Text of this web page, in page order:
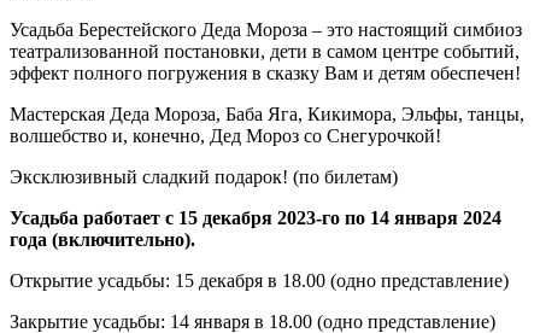
Усадьба Берестейского Деда Мороза – это настоящий симбиоз
театрализованной постановки, дети в самом центре событий,
эффект полного погружения в сказку Вам и детям обеспечен!
Мастерская Деда Мороза, Баба Яга, Кикимора, Эльфы, танцы,
волшебство и, конечно, Дед Мороз со Снегурочкой!
Эксклюзивный сладкий подарок! (по билетам)
Усадьба работает с 15 декабря 2023-го по 14 января 2024
года (включительно).
Открытие усадьбы: 15 декабря в 18.00 (одно представление)
Закрытие усадьбы: 14 января в 18.00 (одно представление)